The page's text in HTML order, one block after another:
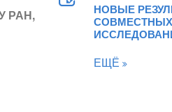
РАН,
НОВЫЕ
СОВМЕСТНЫХ
ЕЩЁ